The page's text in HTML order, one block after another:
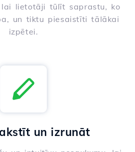
lai lietotāji tūlīt saprastu, ko
un tiktu piesaistīti tālākai
izpētei.
un izrunāt